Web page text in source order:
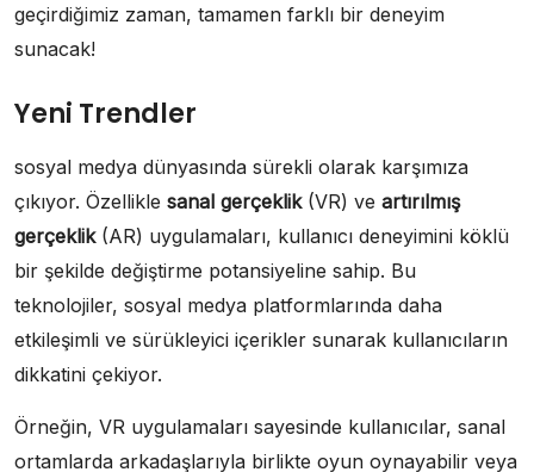
geçirdiğimiz zaman, tamamen farklı bir deneyim
sunacak!
Yeni Trendler
sosyal medya dünyasında sürekli olarak karşımıza
çıkıyor. Özellikle sanal gerçeklik(VR) ve artırılmış
gerçeklik(AR) uygulamaları, kullanıcı deneyimini köklü
bir şekilde değiştirme potansiyeline sahip. Bu
teknolojiler, sosyal medya platformlarında daha
etkileşimli ve sürükleyici içerikler sunarak kullanıcıların
dikkatini çekiyor.
Örneğin, VR uygulamaları sayesinde kullanıcılar, sanal
ortamlarda arkadaşlarıyla birlikte oyun oynayabilir veya